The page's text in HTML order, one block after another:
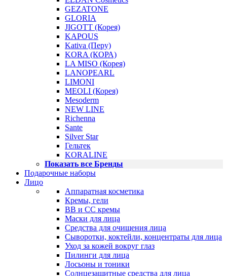
GEZATONE
GLORIA
JIGOTT (Корея)
KAPOUS
Kativa (Перу)
KORA (КОРА)
LA MISO (Корея)
LANOPEARL
LIMONI
MEOLI (Корея)
Mesoderm
NEW LINE
Richenna
Sante
Silver Star
Гельтек
KORALINE
Показать все Бренды
Подарочные наборы
Лицо
Аппаратная косметика
Кремы, гели
BB и CC кремы
Маски для лица
Средства для очищения лица
Сыворотки, коктейли, концентраты для лица
Уход за кожей вокруг глаз
Пилинги для лица
Лосьоны и тоники
Солнцезащитные средства для лица